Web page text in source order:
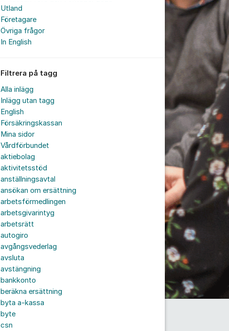
Utland
Företagare
Övriga frågor
In English
Filtrera på tagg
Alla inlägg
Inlägg utan tagg
English
Försäkringskassan
Mina sidor
Vårdförbundet
aktiebolag
aktivitetsstöd
anställningsavtal
ansökan om ersättning
arbetsförmedlingen
arbetsgivarintyg
arbetsrätt
autogiro
avgångsvederlag
avsluta
avstängning
bankkonto
beräkna ersättning
byta a-kassa
byte
csn